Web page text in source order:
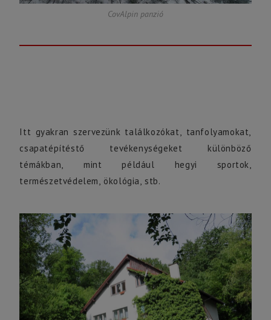
CovAlpin panzió
Itt gyakran szervezünk találkozókat, tanfolyamokat,
csapatépítéstő tevékenységeket különböző
témákban, mint például hegyi sportok,
természetvédelem, ökológia, stb.